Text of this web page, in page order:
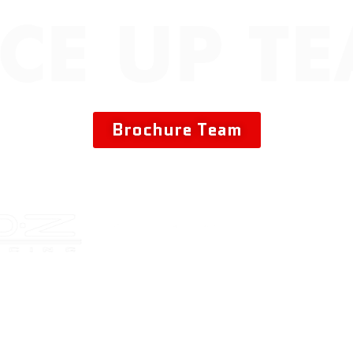
Brochure Team